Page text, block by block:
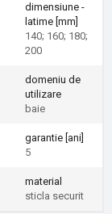
dimensiune -
latime [mm]
140; 160; 180;
200
domeniu de
utilizare
baie
garantie [ani]
5
material
sticla securit